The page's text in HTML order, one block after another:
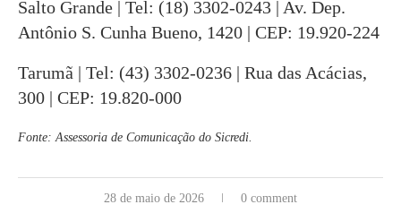
Salto Grande | Tel: (18) 3302-0243 | Av. Dep.
Antônio S. Cunha Bueno, 1420 | CEP: 19.920-224
Tarumã | Tel: (43) 3302-0236 | Rua das Acácias,
300 | CEP: 19.820-000
Fonte: Assessoria de Comunicação do Sicredi.
28 de maio de 2026 0 comment